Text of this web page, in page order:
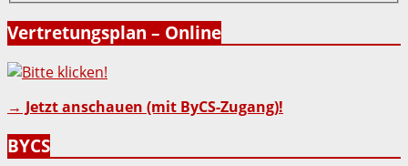
Vertretungsplan – Online
→ Jetzt anschauen (mit ByCS-Zugang)!
BYCS